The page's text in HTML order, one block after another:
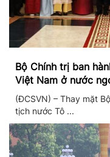
Bộ Chính trị ban
Việt Nam ở nước
(ĐCSVN) – Thay mặt
tịch nước Tô ...